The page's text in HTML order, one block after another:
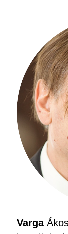
Varga